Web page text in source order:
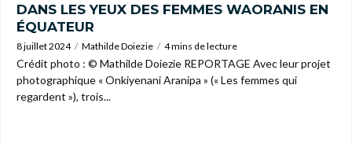
DANS LES YEUX DES FEMMES WAORANIS EN
ÉQUATEUR
8 juillet 2024 Mathilde Doiezie 4 mins de lecture
Crédit photo : © Mathilde Doiezie REPORTAGE Avec leur projet
photographique « Onkiyenani Aranipa » (« Les femmes qui
regardent »), trois...